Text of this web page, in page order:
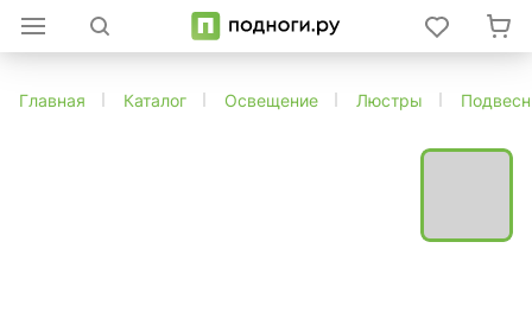
Главная Каталог Освещение Люстры